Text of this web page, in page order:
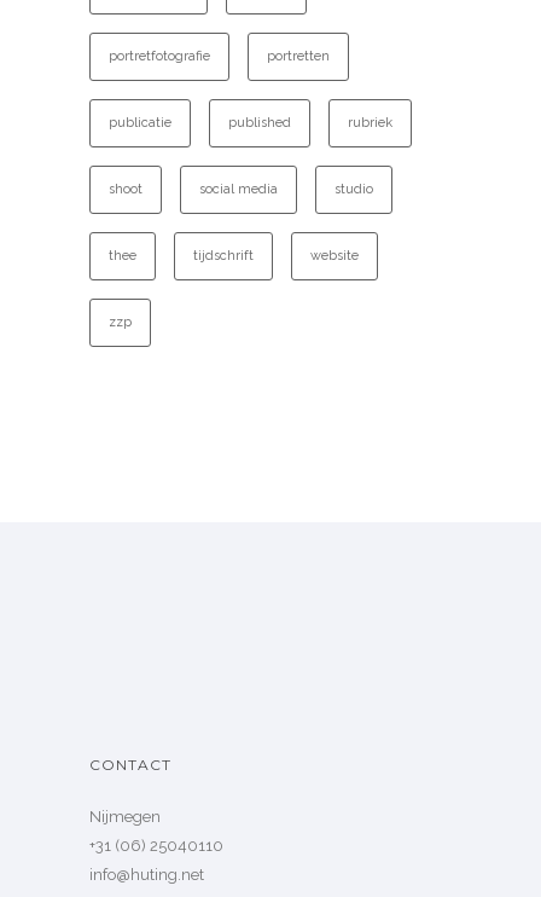
portretfotografie portretten
publicatie published rubriek
shoot social media studio
thee tijdschrift website
zzp
CONTACT
Nijmegen
+31 (06) 25040110
info@huting.net